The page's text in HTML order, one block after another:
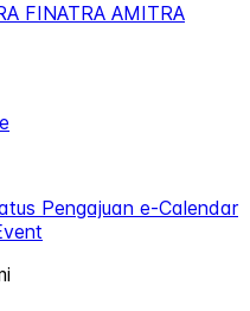
FINATRA AMITRA
Pengajuan e-Calendar